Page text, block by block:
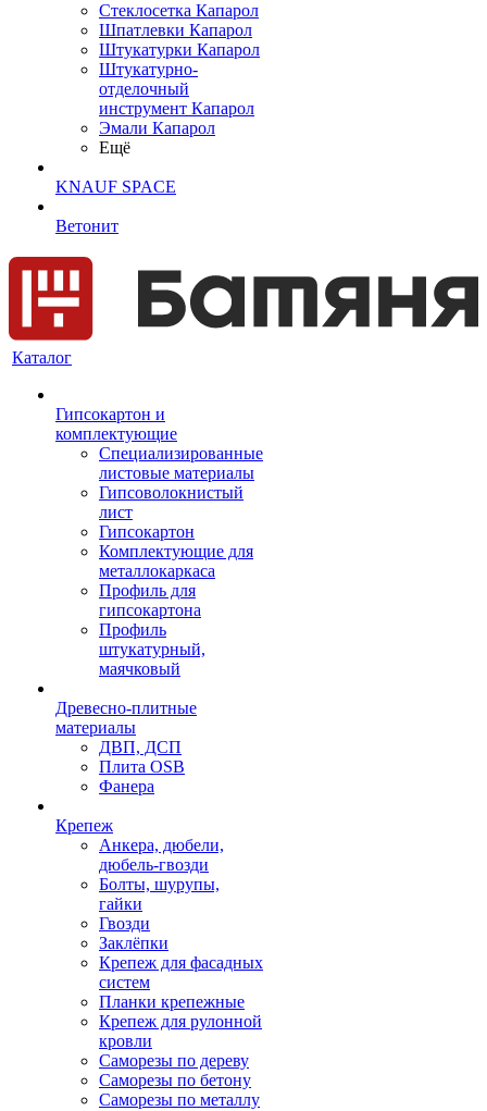
Cтеклосетка Капарол
Шпатлевки Капарол
Штукатурки Капарол
Штукатурно-
отделочный
инструмент Капарол
Эмали Капарол
Ещё
KNAUF SPACE
Ветонит
Каталог
Гипсокартон и
комплектующие
Специализированные
листовые материалы
Гипсоволокнистый
лист
Гипсокартон
Комплектующие для
металлокаркаса
Профиль для
гипсокартона
Профиль
штукатурный,
маячковый
Древесно-плитные
материалы
ДВП, ДСП
Плита OSB
Фанера
Крепеж
Анкера, дюбели,
дюбель-гвозди
Болты, шурупы,
гайки
Гвозди
Заклёпки
Крепеж для фасадных
систем
Планки крепежные
Крепеж для рулонной
кровли
Саморезы по дереву
Саморезы по бетону
Саморезы по металлу